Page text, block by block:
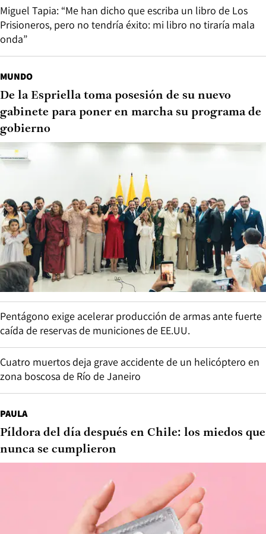
Miguel Tapia: “Me han dicho que escriba un libro de Los
Prisioneros, pero no tendría éxito: mi libro no tiraría mala
onda”
MUNDO
De la Espriella toma posesión de su nuevo
gabinete para poner en marcha su programa de
gobierno
Pentágono exige acelerar producción de armas ante fuerte
caída de reservas de municiones de EE.UU.
Cuatro muertos deja grave accidente de un helicóptero en
zona boscosa de Río de Janeiro
PAULA
Píldora del día después en Chile: los miedos que
nunca se cumplieron